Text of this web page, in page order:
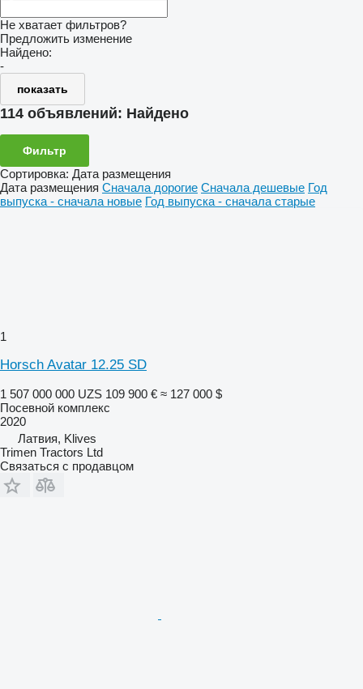
Не хватает фильтров?
Предложить изменение
Найдено:
-
показать
114 объявлений: Найдено
Фильтр
Сортировка: Дата размещения
Дата размещения Сначала дорогие Сначала дешевые Год
выпуска - сначала новые Год выпуска - сначала старые
1
Horsch Avatar 12.25 SD
1 507 000 000 UZS 109 900 € ≈ 127 000 $
Посевной комплекс
2020
Латвия, Klives
Trimen Tractors Ltd
Связаться с продавцом